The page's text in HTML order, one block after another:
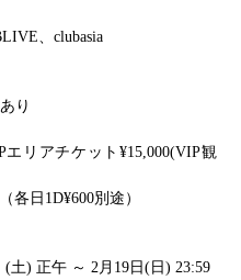
、clubasia
り
リアチケット¥15,000(VIP観
各日1D¥600別途）
土) 正午 ～ 2月19日(日) 23:59